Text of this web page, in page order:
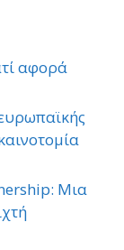
αφορά
Μια